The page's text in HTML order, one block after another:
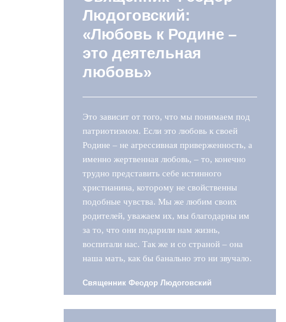
Людоговский:
«Любовь к Родине –
это деятельная
любовь»
Это зависит от того, что мы понимаем под
патриотизмом. Если это любовь к своей
Родине – не агрессивная приверженность, а
именно жертвенная любовь, – то, конечно
трудно представить себе истинного
христианина, которому не свойственны
подобные чувства. Мы же любим своих
родителей, уважаем их, мы благодарны им
за то, что они подарили нам жизнь,
воспитали нас. Так же и со страной – она
наша мать, как бы банально это ни звучало.
Священник Феодор Людоговский